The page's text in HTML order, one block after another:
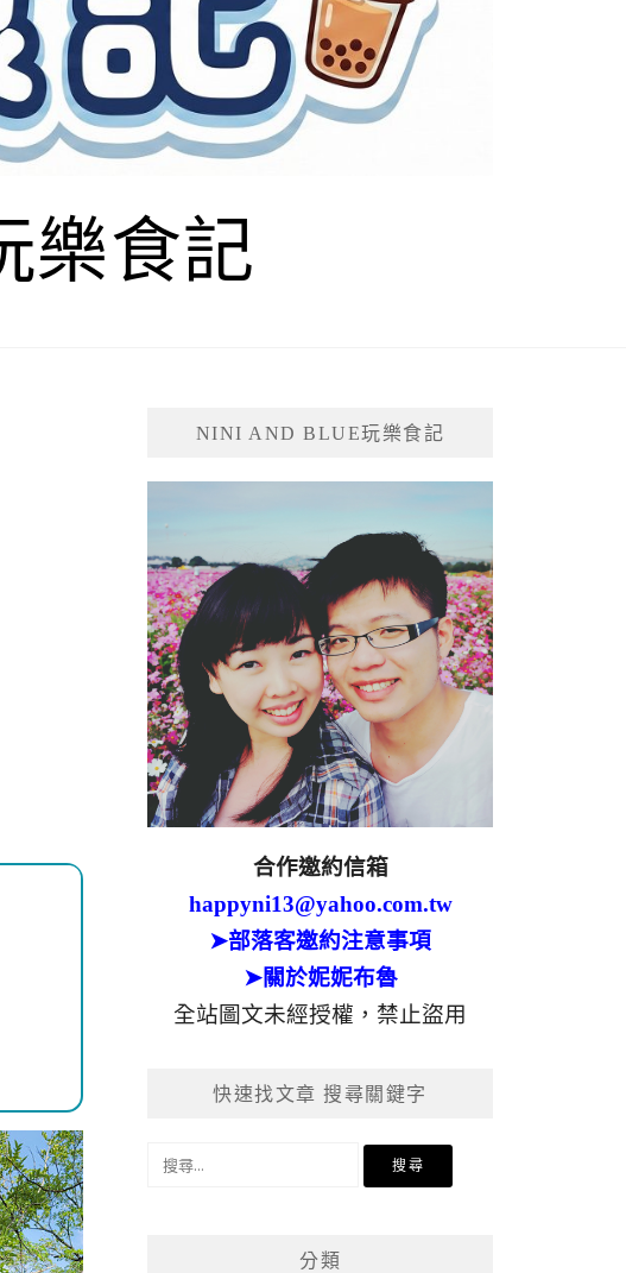
樂食記
NINI AND BLUE玩樂食記
合作邀約信箱
happyni13@yahoo.com.tw
➤部落客邀約注意事項
➤關於妮妮布魯
全站圖文未經授權，禁止盜用
快速找文章 搜尋關鍵字
分類